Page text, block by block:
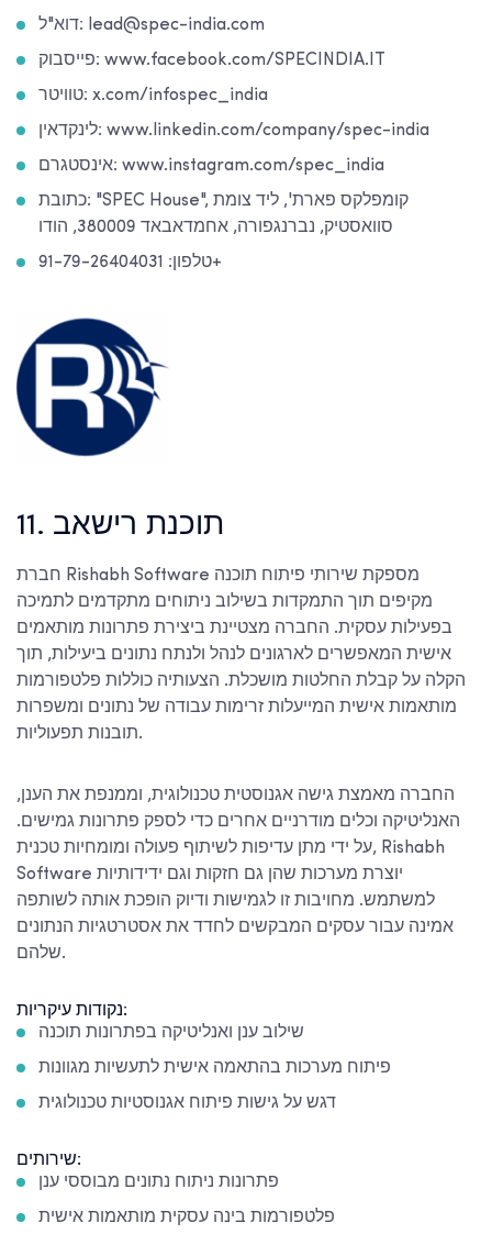
דוא"ל: lead@spec-india.com
פייסבוק: www.facebook.com/SPECINDIA.IT
טוויטר: x.com/infospec_india
לינקדאין: www.linkedin.com/company/spec-india
אינסטגרם: www.instagram.com/spec_india
כתובת: "SPEC House", קומפלקס פארת', ליד צומת
סוואסטיק, נברנגפורה, אחמדאבאד 380009, הודו
טלפון: 91-79-26404031+
11. תוכנת רישאב
חברת Rishabh Software מספקת שירותי פיתוח תוכנה
מקיפים תוך התמקדות בשילוב ניתוחים מתקדמים לתמיכה
בפעילות עסקית. החברה מצטיינת ביצירת פתרונות מותאמים
אישית המאפשרים לארגונים לנהל ולנתח נתונים ביעילות, תוך
הקלה על קבלת החלטות מושכלת. הצעותיה כוללות פלטפורמות
מותאמות אישית המייעלות זרימות עבודה של נתונים ומשפרות
תובנות תפעוליות.
החברה מאמצת גישה אגנוסטית טכנולוגית, וממנפת את הענן,
האנליטיקה וכלים מודרניים אחרים כדי לספק פתרונות גמישים.
על ידי מתן עדיפות לשיתוף פעולה ומומחיות טכנית, Rishabh
Software יוצרת מערכות שהן גם חזקות וגם ידידותיות
למשתמש. מחויבות זו לגמישות ודיוק הופכת אותה לשותפה
אמינה עבור עסקים המבקשים לחדד את אסטרטגיות הנתונים
שלהם.
נקודות עיקריות:
שילוב ענן ואנליטיקה בפתרונות תוכנה
פיתוח מערכות בהתאמה אישית לתעשיות מגוונות
דגש על גישות פיתוח אגנוסטיות טכנולוגית
שירותים:
פתרונות ניתוח נתונים מבוססי ענן
פלטפורמות בינה עסקית מותאמות אישית